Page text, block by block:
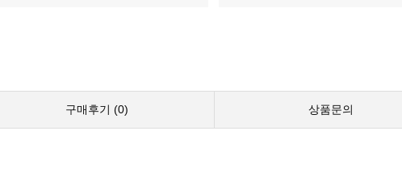
구매후기 (0) 상품문의